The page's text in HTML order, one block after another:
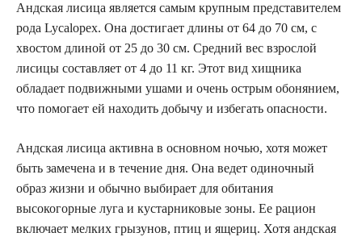
Андская лисица является самым крупным представителем
рода Lycalopex. Она достигает длины от 64 до 70 см, с
хвостом длиной от 25 до 30 см. Средний вес взрослой
лисицы составляет от 4 до 11 кг. Этот вид хищника
обладает подвижными ушами и очень острым обонянием,
что помогает ей находить добычу и избегать опасности.
Андская лисица активна в основном ночью, хотя может
быть замечена и в течение дня. Она ведет одиночный
образ жизни и обычно выбирает для обитания
высокогорные луга и кустарниковые зоны. Ее рацион
включает мелких грызунов, птиц и ящериц. Хотя андская